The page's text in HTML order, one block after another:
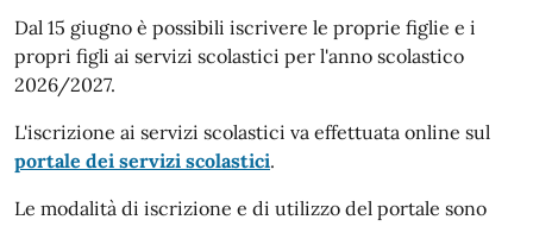
Dal 15 giugno è possibili iscrivere le proprie figlie e i
propri figli ai servizi scolastici per l'anno scolastico
2026/2027.
L'iscrizione ai servizi scolastici va effettuata online sul
portale dei servizi scolastici.
Le modalità di iscrizione e di utilizzo del portale sono